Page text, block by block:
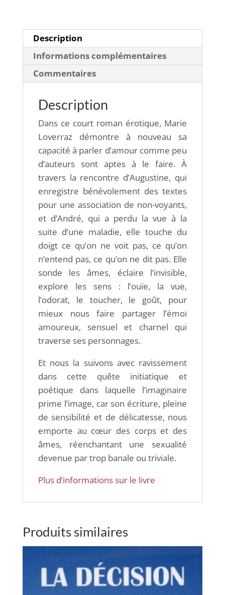
Description
Informations complémentaires
Commentaires
Description
Dans ce court roman érotique, Marie
Loverraz démontre à nouveau sa
capacité à parler d’amour comme peu
d’auteurs sont aptes à le faire. À
travers la rencontre d’Augustine, qui
enregistre bénévolement des textes
pour une association de non-voyants,
et d’André, qui a perdu la vue à la
suite d’une maladie, elle touche du
doigt ce qu’on ne voit pas, ce qu’on
n’entend pas, ce qu’on ne dit pas. Elle
sonde les âmes, éclaire l’invisible,
explore les sens : l’ouïe, la vue,
l’odorat, le toucher, le goût, pour
mieux nous faire partager l’émoi
amoureux, sensuel et charnel qui
traverse ses personnages.
Et nous la suivons avec ravissement
dans cette quête initiatique et
poétique dans laquelle l’imaginaire
prime l’image, car son écriture, pleine
de sensibilité et de délicatesse, nous
emporte au cœur des corps et des
âmes, réenchantant une sexualité
devenue par trop banale ou triviale.
Plus d’informations sur le livre
Produits similaires